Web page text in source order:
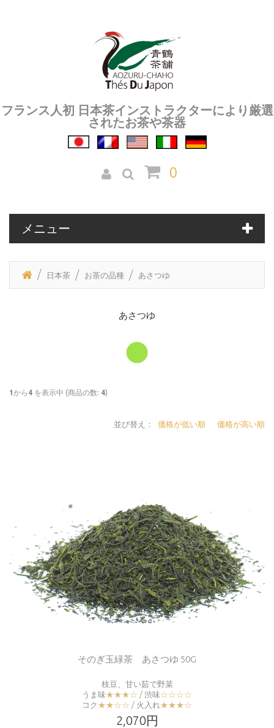
フランス人初 日本茶インストラクターにより厳選
されたお茶や茶器
0
メニュー
日本茶 お茶の品種 あさつゆ
あさつゆ
1 から 4 を表示中 (商品の数: 4)
価格が低い順 価格が高い順
並び替え：
そのぎ玉緑茶 あさつゆ 50G
枝豆、甘い茹で野菜
うま味★★★☆ / 渋味☆☆☆☆
コク ★★☆☆ / 火入れ ★★★☆
2,070円